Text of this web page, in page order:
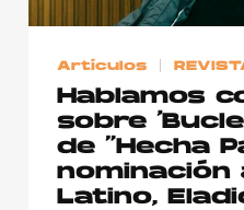
Artículos
Hablamos
sobre
de “Hecha
nominación
Latino,